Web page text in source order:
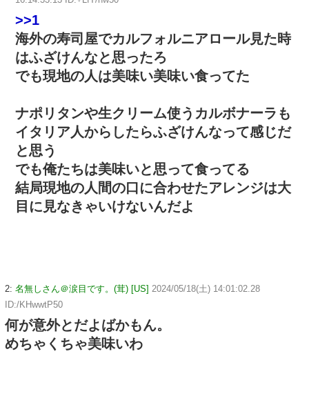
>>1
海外の寿司屋でカルフォルニアロール見た時
はふざけんなと思ったろ
でも現地の人は美味い美味い食ってた
ナポリタンや生クリーム使うカルボナーラも
イタリア人からしたらふざけんなって感じだ
と思う
でも俺たちは美味いと思って食ってる
結局現地の人間の口に合わせたアレンジは大
目に見なきゃいけないんだよ
2: 名無しさん＠涙目です。(茸) [US] 2024/05/18(土) 14:01:02.28
ID:/KHwwtP50
何が意外とだよばかもん。
めちゃくちゃ美味いわ